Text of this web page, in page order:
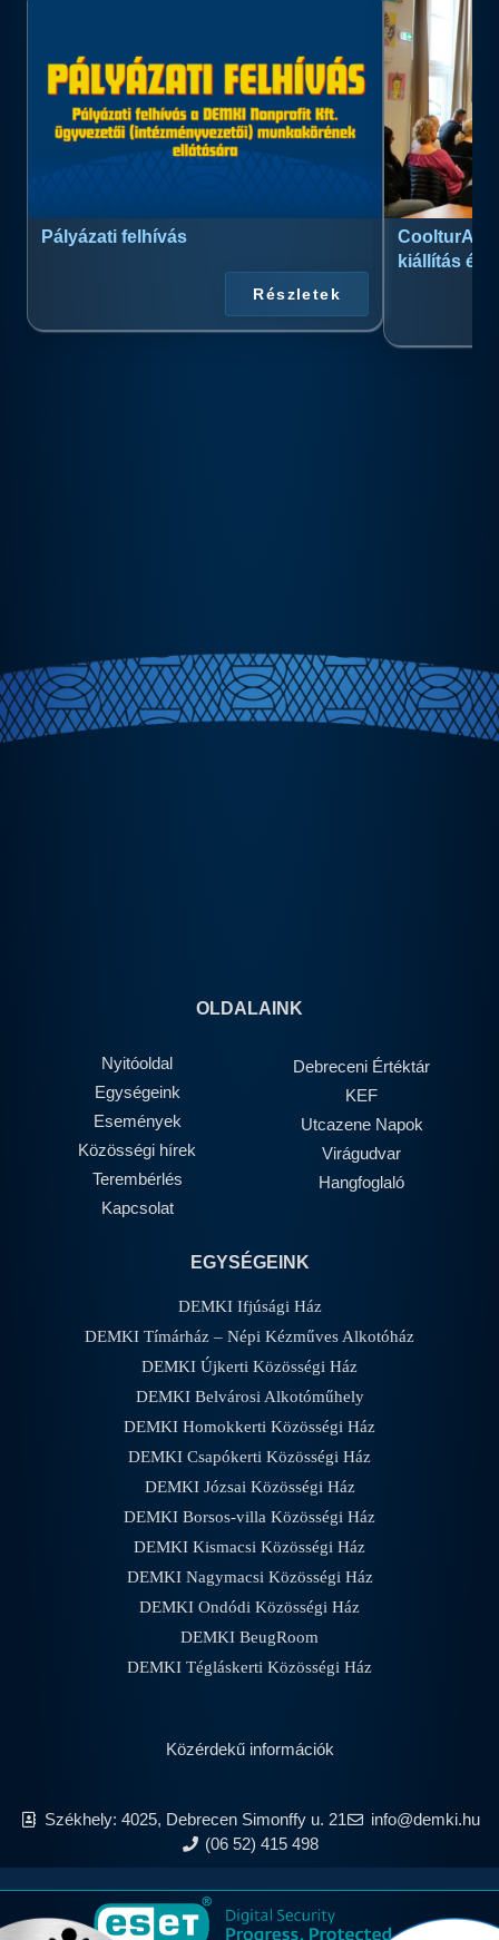
Pályázati felhívás
Részletek
kiállítás és
OLDALAINK
Nyitóoldal
Egységeink
Események
Közösségi hírek
Terembérlés
Kapcsolat
Debreceni Értéktár
KEF
Utcazene Napok
Virágudvar
Hangfoglaló
EGYSÉGEINK
DEMKI Ifjúsági Ház
DEMKI Tímárház – Népi Kézműves Alkotóház
DEMKI Újkerti Közösségi Ház
DEMKI Belvárosi Alkotóműhely
DEMKI Homokkerti Közösségi Ház
DEMKI Csapókerti Közösségi Ház
DEMKI Józsai Közösségi Ház
DEMKI Borsos-villa Közösségi Ház
DEMKI Kismacsi Közösségi Ház
DEMKI Nagymacsi Közösségi Ház
DEMKI Ondódi Közösségi Ház
DEMKI BeugRoom
DEMKI Tégláskerti Közösségi Ház
Közérdekű információk
Székhely: 4025, Debrecen Simonffy u. 21
info@demki.hu
(06 52) 415 498